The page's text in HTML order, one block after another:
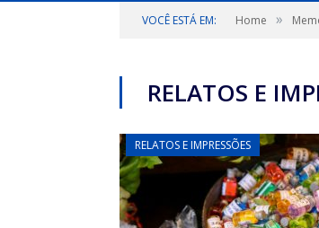
VOCÊ ESTÁ EM: Home »
RELATOS E
RELATOS E IMPRESSÕES